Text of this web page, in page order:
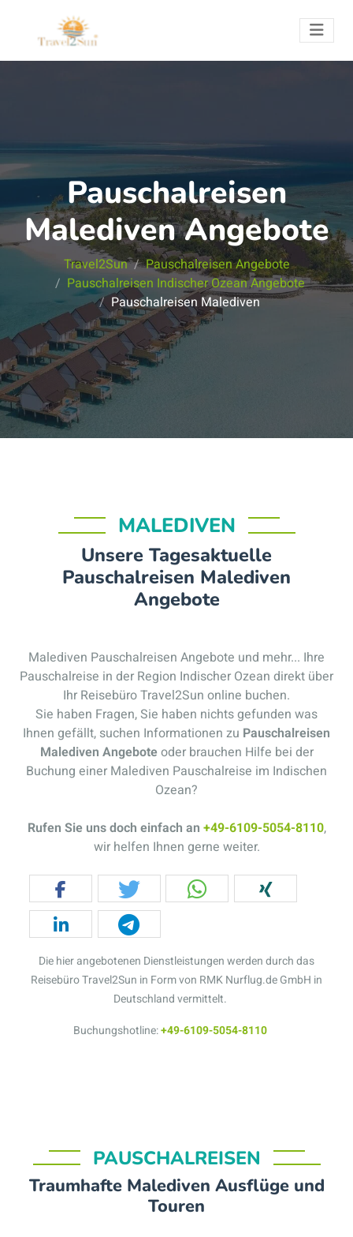
Pauschalreisen
Malediven Angebote
Travel2Sun
Pauschalreisen Angebote
Pauschalreisen Indischer Ozean Angebote
Pauschalreisen Malediven
MALEDIVEN
Unsere Tagesaktuelle
Pauschalreisen Malediven
Angebote
Malediven Pauschalreisen Angebote und mehr... Ihre
Pauschalreise in der Region Indischer Ozean direkt über
Ihr Reisebüro Travel2Sun online buchen.
Sie haben Fragen, Sie haben nichts gefunden was
Ihnen gefällt, suchen Informationen zu Pauschalreisen
Malediven Angebote oder brauchen Hilfe bei der
Buchung einer Malediven Pauschalreise im Indischen
Ozean?
Rufen Sie uns doch einfach an +49-6109-5054-8110,
wir helfen Ihnen gerne weiter.
Die hier angebotenen Dienstleistungen werden durch das
Reisebüro Travel2Sun in Form von RMK Nurflug.de GmbH in
Deutschland vermittelt.
Buchungshotline:+49-6109-5054-8110
PAUSCHALREISEN
Traumhafte Malediven Ausflüge und
Touren